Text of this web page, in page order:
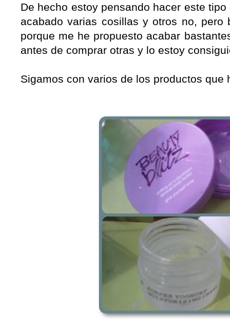
De hecho estoy pensando hacer este
acabado varias cosillas y otros no,
porque me he propuesto acabar
antes de comprar otras y lo estoy
Sigamos con varios de los productos que